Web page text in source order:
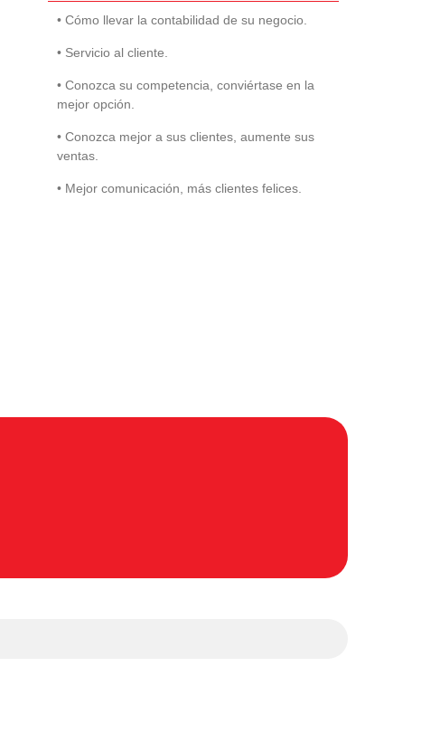
• Cómo llevar la contabilidad de su negocio.
• Servicio al cliente.
• Conozca su competencia, conviértase en la
mejor opción.
• Conozca mejor a sus clientes, aumente sus
ventas.
• Mejor comunicación, más clientes felices.